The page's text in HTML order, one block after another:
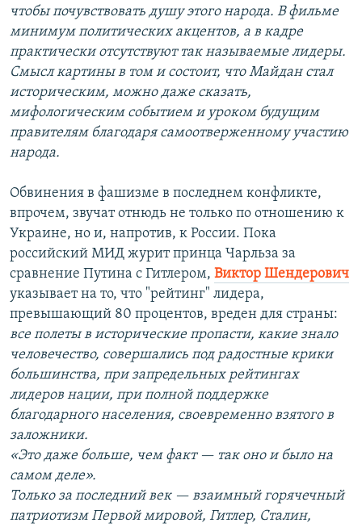
чтобы почувствовать душу этого народа. В фильме
минимум политических акцентов, а в кадре
практически отсутствуют так называемые лидеры.
Смысл картины в том и состоит, что Майдан стал
историческим, можно даже сказать,
мифологическим событием и уроком будущим
правителям благодаря самоотверженному участию
народа.
Обвинения в фашизме в последнем конфликте,
впрочем, звучат отнюдь не только по отношению к
Украине, но и, напротив, к России. Пока
российский МИД журит принца Чарльза за
сравнение Путина с Гитлером, Виктор Шендерович
указывает на то, что "рейтинг" лидера,
превышающий 80 процентов, вреден для страны:
все полеты в исторические пропасти, какие знало
человечество, совершались под радостные крики
большинства, при запредельных рейтингах
лидеров нации, при полной поддержке
благодарного населения, своевременно взятого в
заложники.
«Это даже больше, чем факт — так оно и было на
самом деле».
Только за последний век — взаимный горячечный
патриотизм Первой мировой, Гитлер, Сталин,